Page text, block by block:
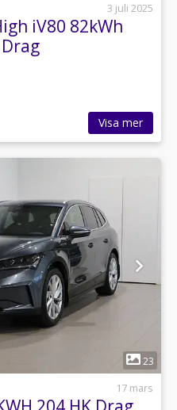
3 juli 2025
iV80 82kWh
Visa mer
23
17 mars